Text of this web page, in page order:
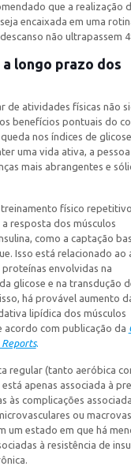
que a realização
encaixada em uma
não ultrapassem
longo prazo dos
de atividades físicas não
benefícios pontuais do
nos índices de
uma vida ativa, a
mais abrangentes e
físico
resposta dos músculos
como a captação
Isso está relacionado ao
envolvidas na
glicose e na transdução
há provável aumento
lipídica dos músculos
acordo com publicação da
.
regular (tanto aeróbica
apenas associada à
às complicações
ou
um estado em que há
à resistência de